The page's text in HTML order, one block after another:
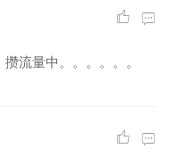
流量中。。。。。。